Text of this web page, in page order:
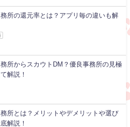
所の還元率とは？アプリ毎の違いも解
所からスカウトDM？優良事務所の見極
解説！
所とは？メリットやデメリットや選び
解説！